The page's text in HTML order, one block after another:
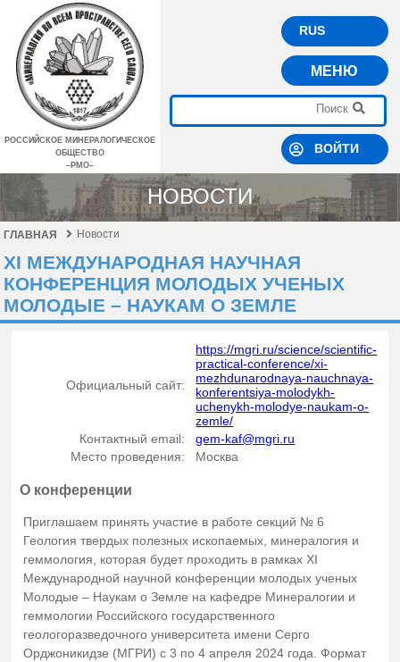
РОССИЙСКОЕ МИНЕРАЛОГИЧЕСКОЕ
ОБЩЕСТВО
–РМО–
RUS
МЕНЮ
ВОЙТИ
НОВОСТИ
ГЛАВНАЯ Новости
XI МЕЖДУНАРОДНАЯ НАУЧНАЯ
КОНФЕРЕНЦИЯ МОЛОДЫХ УЧЕНЫХ
МОЛОДЫЕ – НАУКАМ О ЗЕМЛЕ
Официальный сайт:
https://mgri.ru/science/scientific-
practical-conference/xi-
mezhdunarodnaya-nauchnaya-
konferentsiya-molodykh-
uchenykh-molodye-naukam-o-
zemle/
Контактный email:
gem-kaf@mgri.ru
Место проведения:
Москва
О конференции
Приглашаем принять участие в работе секций № 6
Геология твердых полезных ископаемых, минералогия и
геммология, которая будет проходить в рамках XI
Международной научной конференции молодых ученых
Молодые – Наукам о Земле на кафедре Минералогии и
геммологии Российского государственного
геологоразведочного университета имени Серго
Орджоникидзе (МГРИ) с 3 по 4 апреля 2024 года. Формат